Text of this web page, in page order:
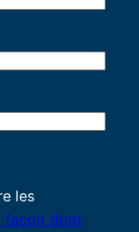
les
façon dont